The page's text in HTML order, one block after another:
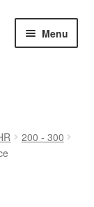
Menu
200 - 300